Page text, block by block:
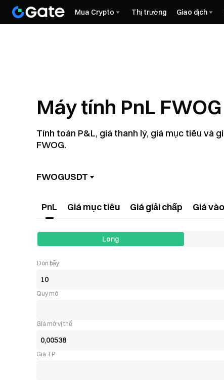
Mua Crypto Thị trường Giao dịch
Máy tính PnL FWOG
Tính toán P&L, giá thanh lý, giá mục tiêu và
FWOG.
FWOGUSDT
PnL Giá mục tiêu Giá giải chấp Giá
Long
Đòn bẩy
Quy mô
Giá mở vị thế
Giá TP